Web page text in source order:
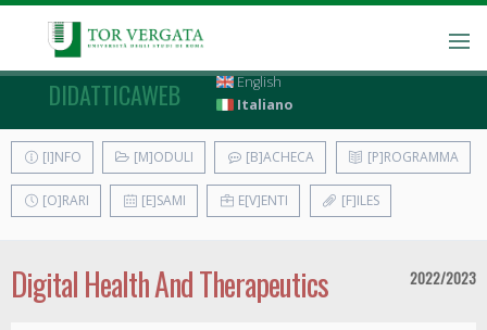
DIDATTICAWEB
English
Italiano
[I]NFO [M]ODULI [B]ACHECA [P]ROGRAMMA
[O]RARI [E]SAMI E[V]ENTI [F]ILES
Digital Health And Therapeutics 2022/2023